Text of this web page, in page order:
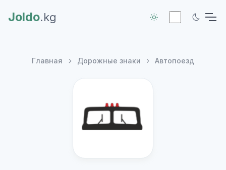
Joldo.kg
Главная Дорожные знаки Автопоезд